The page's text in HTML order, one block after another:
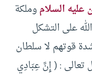
عليه السلاموملكة
على التشكل
قوتهم لا سلطان
تعالى : ( إِنَّ عِبَادِي